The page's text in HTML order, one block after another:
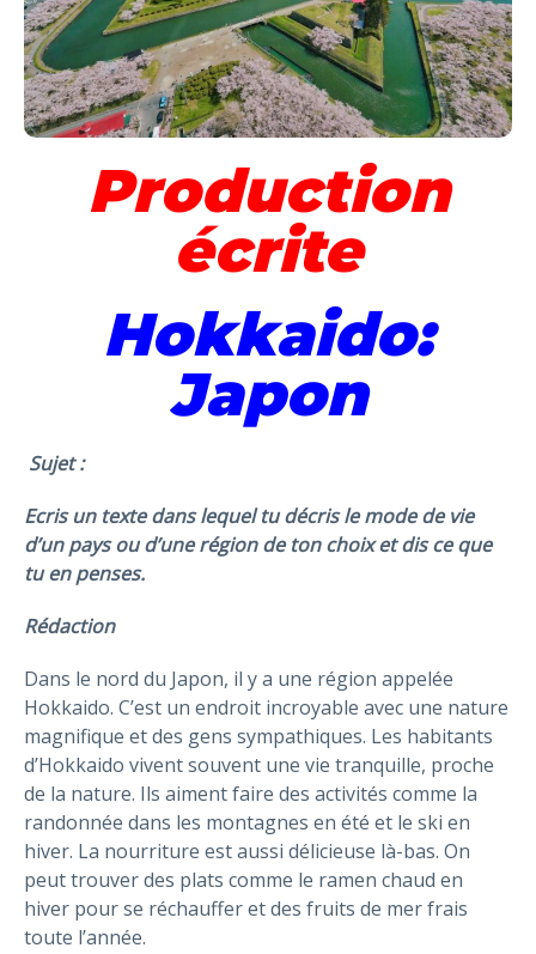
Production
écrite
Hokkaido:
Japon
Sujet :
Ecris un texte dans lequel tu décris le mode de vie
d’un pays ou d’une région de ton choix et dis ce que
tu en penses.
Rédaction
Dans le nord du Japon, il y a une région appelée
Hokkaido. C’est un endroit incroyable avec une nature
magnifique et des gens sympathiques. Les habitants
d’Hokkaido vivent souvent une vie tranquille, proche
de la nature. Ils aiment faire des activités comme la
randonnée dans les montagnes en été et le ski en
hiver. La nourriture est aussi délicieuse là-bas. On
peut trouver des plats comme le ramen chaud en
hiver pour se réchauffer et des fruits de mer frais
toute l’année.